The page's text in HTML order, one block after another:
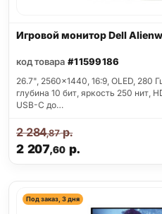
Игровой монитор Dell
код товара #11599186
26.7", 2560x1440, 16:9, OLED, 280
глубина 10 бит, яркость 250 нит,
USB-C до…
2 207,60 р.
2 284,87р.
Под заказ, 3 дня